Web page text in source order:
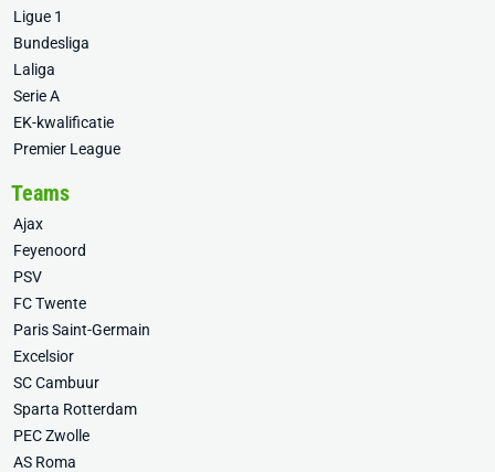
Ligue 1
Bundesliga
Laliga
Serie A
EK-kwalificatie
Premier League
Teams
Ajax
Feyenoord
PSV
FC Twente
Paris Saint-Germain
Excelsior
SC Cambuur
Sparta Rotterdam
PEC Zwolle
AS Roma